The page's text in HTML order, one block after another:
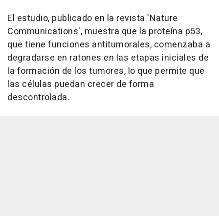
El estudio, publicado en la revista 'Nature
Communications', muestra que la proteína p53,
que tiene funciones antitumorales, comenzaba a
degradarse en ratones en las etapas iniciales de
la formación de los tumores, lo que permite que
las células puedan crecer de forma
descontrolada.